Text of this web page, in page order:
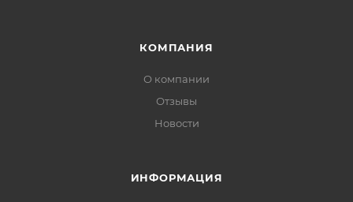
КОМПАНИЯ
О компании
Отзывы
Новости
ИНФОРМАЦИЯ